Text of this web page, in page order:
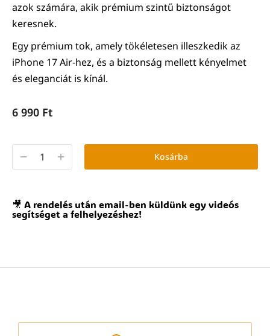
azok számára, akik prémium szintű biztonságot
keresnek.
Egy prémium tok, amely tökéletesen illeszkedik az
iPhone 17 Air-hez, és a biztonság mellett kényelmet
és eleganciát is kínál.
6 990 Ft
Kosárba
🎥 A rendelés után email-ben küldünk egy videós
segítséget a felhelyezéshez!